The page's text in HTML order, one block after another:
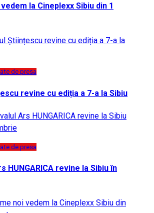
la Cineplexx Sibiu din 1
de presa
revine cu ediția a 7-a la Sibiu
de presa
HUNGARICA revine la Sibiu în